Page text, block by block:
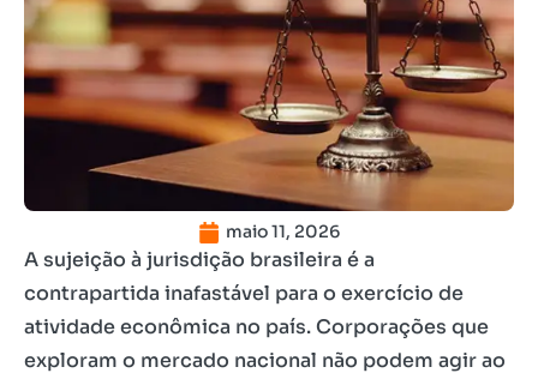
maio 11, 2026
A sujeição à jurisdição brasileira é a
contrapartida inafastável para o exercício de
atividade econômica no país. Corporações que
exploram o mercado nacional não podem agir ao